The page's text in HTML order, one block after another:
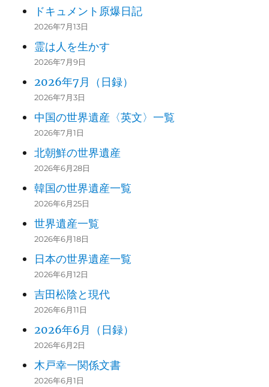
ドキュメント原爆日記
2026年7月13日
霊は人を生かす
2026年7月9日
2026年7月（日録）
2026年7月3日
中国の世界遺産〈英文〉一覧
2026年7月1日
北朝鮮の世界遺産
2026年6月28日
韓国の世界遺産一覧
2026年6月25日
世界遺産一覧
2026年6月18日
日本の世界遺産一覧
2026年6月12日
吉田松陰と現代
2026年6月11日
2026年6月（日録）
2026年6月2日
木戸幸一関係文書
2026年6月1日